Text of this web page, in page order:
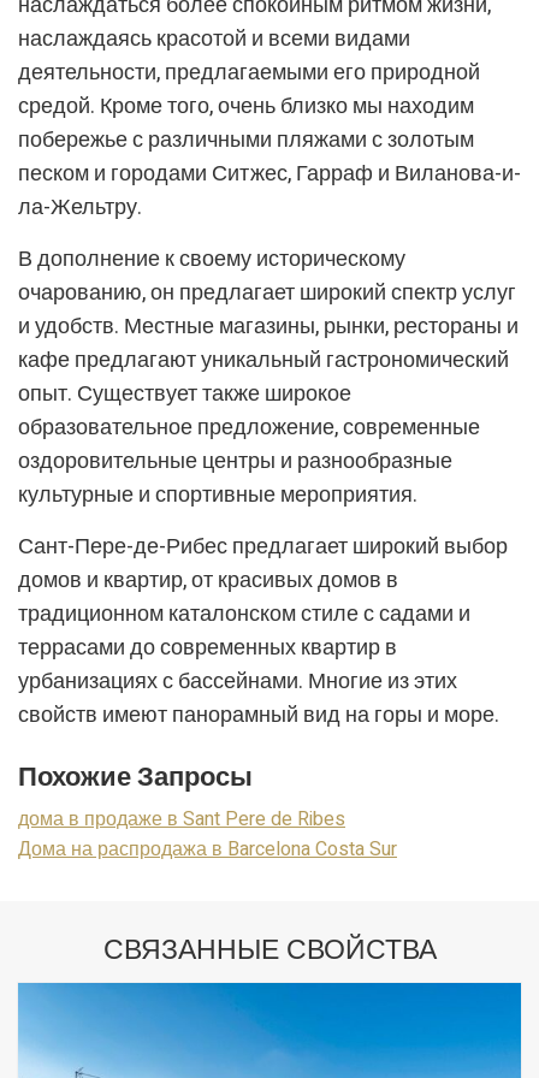
наслаждаясь красотой и всеми видами
деятельности, предлагаемыми его природной
средой. Кроме того, очень близко мы находим
побережье с различными пляжами с золотым
песком и городами Ситжес, Гарраф и Виланова-и-
ла-Жельтру.
В дополнение к своему историческому
очарованию, он предлагает широкий спектр услуг
и удобств. Местные магазины, рынки, рестораны и
кафе предлагают уникальный гастрономический
опыт. Существует также широкое
образовательное предложение, современные
оздоровительные центры и разнообразные
культурные и спортивные мероприятия.
Сант-Пере-де-Рибес предлагает широкий выбор
домов и квартир, от красивых домов в
традиционном каталонском стиле с садами и
террасами до современных квартир в
урбанизациях с бассейнами. Многие из этих
свойств имеют панорамный вид на горы и море.
Похожие Запросы
дома в продаже в Sant Pere de Ribes
Дома на распродажа в Barcelona Costa Sur
СВЯЗАННЫЕ СВОЙСТВА